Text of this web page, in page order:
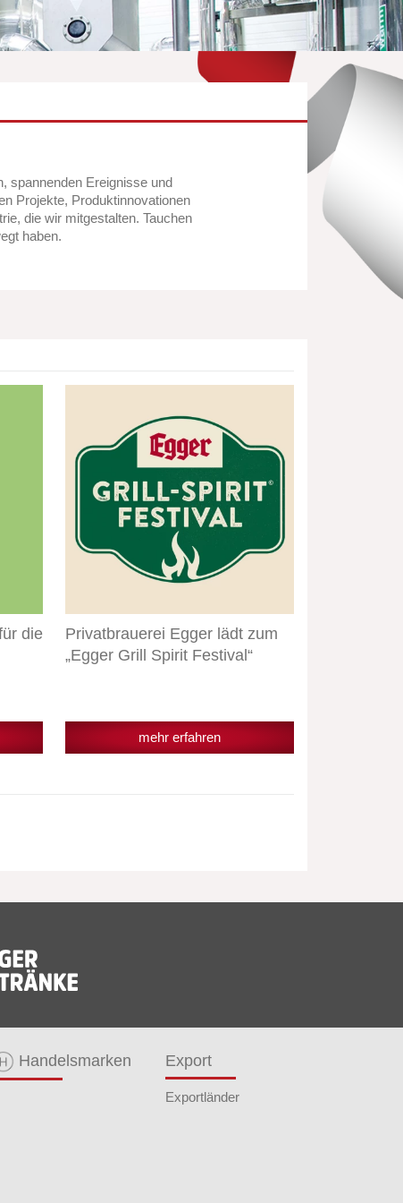
spannenden Ereignisse und
Projekte, Produktinnovationen
die wir mitgestalten. Tauchen
haben.
die
zum
„Egger
Spirit
Privatbrauerei Egger lädt zum
„Egger Grill Spirit Festival“
mehr erfahren
Handelsmarken Export
Exportländer